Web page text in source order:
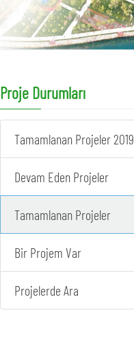
Proje Durumları
Tamamlanan Projeler
Devam Eden Projeler
Tamamlanan Projeler
Bir Projem Var
Projelerde Ara